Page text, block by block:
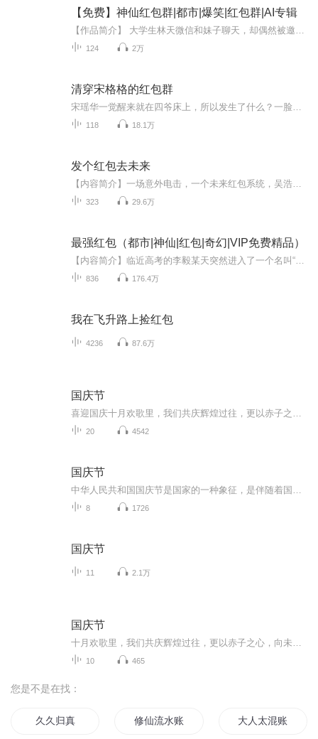
【免费】神仙红包群|都市|爆笑|红包群|AI专辑
124 2万
清穿宋格格的红包群
118 18.1万
发个红包去未来
323 29.6万
最强红包（都市|神仙|红包|奇幻|VIP免费精品）
836 176.4万
我在飞升路上捡红包
4236 87.6万
国庆节
20 4542
国庆节
8 1726
国庆节
11 2.1万
国庆节
10 465
您是不是在找：
久久归真 修仙流水账 大人太混账